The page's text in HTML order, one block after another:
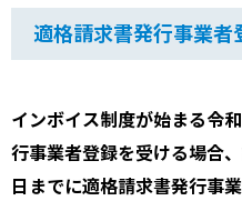
適格請求書発行事業者
インボイス制度が始まる令
行事業者登録を受ける場合、
日までに適格請求書発行事